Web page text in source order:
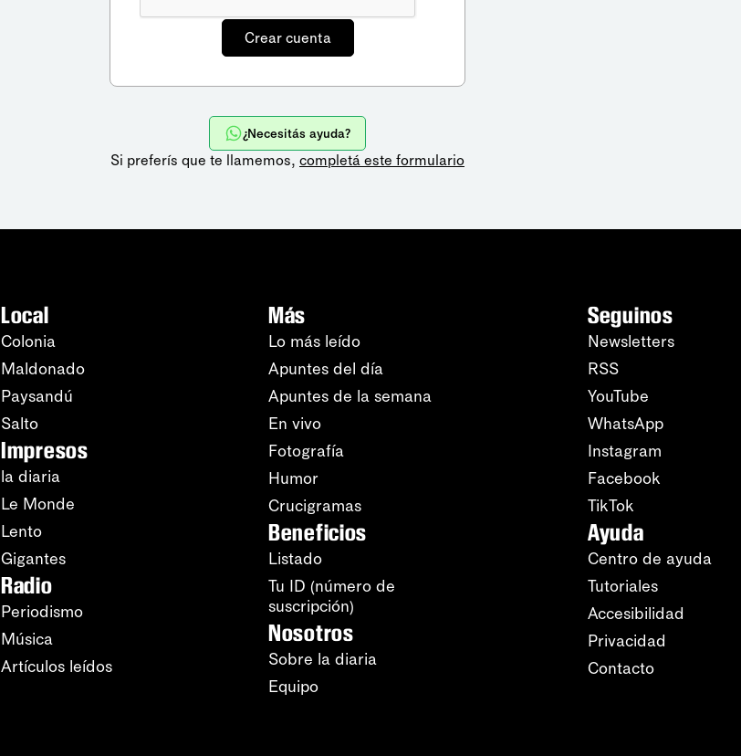
¿Necesitás ayuda?
Si preferís que te llamemos, completá este formulario
Local
Colonia
Maldonado
Paysandú
Salto
Impresos
la diaria
Le Monde
Lento
Gigantes
Radio
Periodismo
Música
Artículos leídos
Más
Lo más leído
Apuntes del día
Apuntes de la semana
En vivo
Fotografía
Humor
Crucigramas
Beneficios
Listado
Tu ID (número de
suscripción)
Nosotros
Sobre la diaria
Equipo
Seguinos
Newsletters
RSS
YouTube
WhatsApp
Instagram
Facebook
TikTok
Ayuda
Centro de ayuda
Tutoriales
Accesibilidad
Privacidad
Contacto